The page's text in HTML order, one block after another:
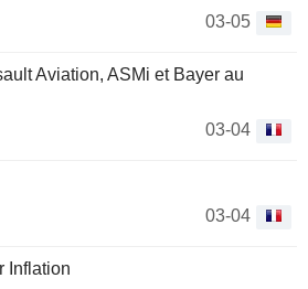
03-05
Aviation, ASMi et Bayer au
03-04
03-04
Inflation